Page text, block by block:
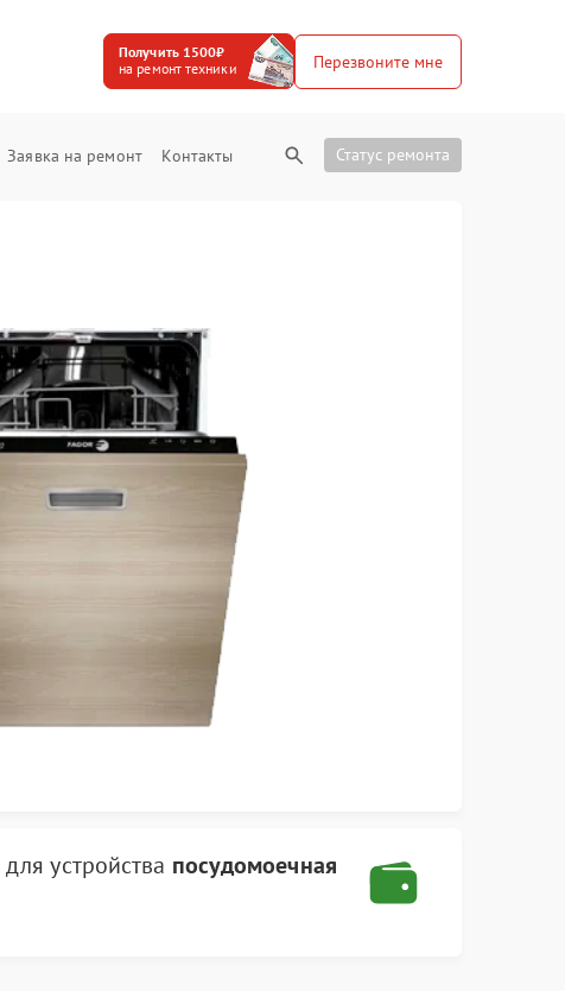
Получить 1500₽
на ремонт техники
Перезвоните мне
Заявка на ремонт Контакты Статус ремонта
для устройства посудомоечная